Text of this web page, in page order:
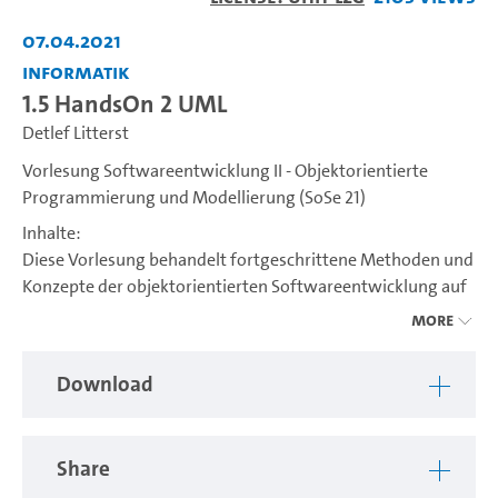
07.04.2021
Informatik
1.5 HandsOn 2 UML
Detlef Litterst
Vorlesung Softwareentwicklung II - Objektorientierte
Programmierung und Modellierung (SoSe 21)
Inhalte:
Diese Vorlesung behandelt fortgeschrittene Methoden und
Konzepte der objektorientierten Softwareentwicklung auf
Entwurfs- und Konstruktionsebene. Ein Schwerpunkt in der
kleiner, gebrauchstauglicher Anwendungen mit Hilfe
More
Download
Share